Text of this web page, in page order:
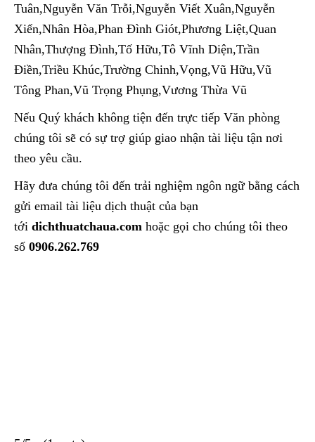
Tuân,Nguyễn Văn Trỗi,Nguyễn Viết Xuân,Nguyễn
Xiển,Nhân Hòa,Phan Đình Giót,Phương Liệt,Quan
Nhân,Thượng Đình,Tố Hữu,Tô Vĩnh Diện,Trần
Điền,Triều Khúc,Trường Chinh,Vọng,Vũ Hữu,Vũ
Tông Phan,Vũ Trọng Phụng,Vương Thừa Vũ
Nếu Quý khách không tiện đến trực tiếp Văn phòng
chúng tôi sẽ có sự trợ giúp giao nhận tài liệu tận nơi
theo yêu cầu.
Hãy đưa chúng tôi đến trải nghiệm ngôn ngữ bằng cách
gửi email tài liệu dịch thuật của bạn
tới dichthuatchaua.com hoặc gọi cho chúng tôi theo
số 0906.262.769